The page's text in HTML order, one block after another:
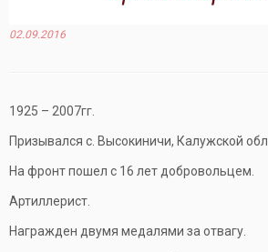
02.09.2016
1925 – 2007гг.
Призывался с. Высокиничи, Калужской
На фронт пошел с 16 лет добровольцем.
Артиллерист.
Награжден двумя медалями за отвагу.